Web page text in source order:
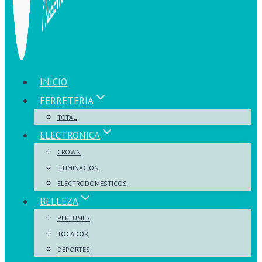
INICIO
FERRETERIA
TOTAL
ELECTRONICA
CROWN
ILUMINACION
ELECTRODOMESTICOS
BELLEZA
PERFUMES
TOCADOR
DEPORTES